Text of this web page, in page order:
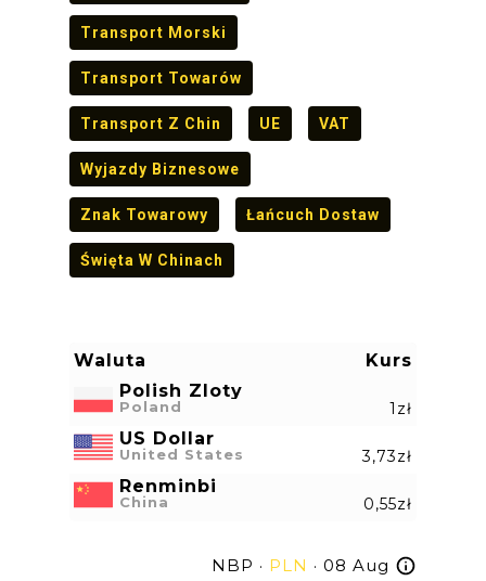
Transport Morski
Transport Towarów
Transport Z Chin UE VAT
Wyjazdy Biznesowe
Znak Towarowy Łańcuch Dostaw
Święta W Chinach
Waluta
Kurs
Polish Zloty
Poland 1zł
US Dollar
United States 3,73zł
Renminbi
China 0,55zł
NBP · PLN · 08 Aug